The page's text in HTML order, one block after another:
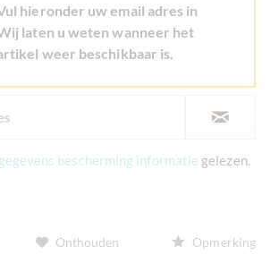
hieronder uw email adres in
laten u weten wanneer het
weer beschikbaar is.
gegevens bescherming informatie gelezen.
Onthouden Opmerking